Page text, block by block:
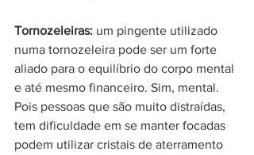
Tornozeleiras: um pingente utilizado
numa tornozeleira pode ser um forte
aliado para o equilíbrio do corpo mental
e até mesmo financeiro. Sim, mental.
Pois pessoas que são muito distraídas,
tem dificuldade em se manter focadas
podem utilizar cristais de aterramento